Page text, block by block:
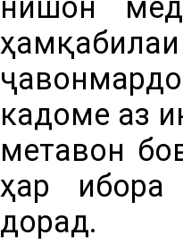
кадоме аз
метавон
ҳар ибора
дорад.